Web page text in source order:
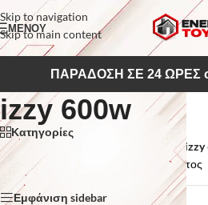
Skip to navigation
Skip to main content
ΜΕΝΟΥ
ΠΑΡΑΔΟΣΗ ΣΕ 24 ΩΡΕΣ
izzy 600w
Κατηγορίες
Αρχική σελίδα
Προϊόντα με ετικέτα
Εμφάνιση του μοναδικού αποτελέσματος
Εμφάνιση sidebar